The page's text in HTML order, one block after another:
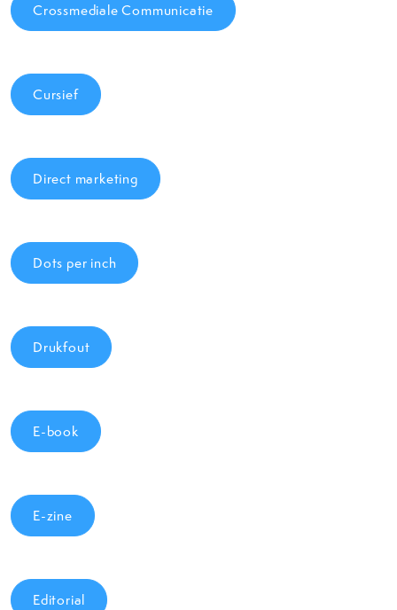
Crossmediale Communicatie
Cursief
Direct marketing
Dots per inch
Drukfout
E-book
E-zine
Editorial